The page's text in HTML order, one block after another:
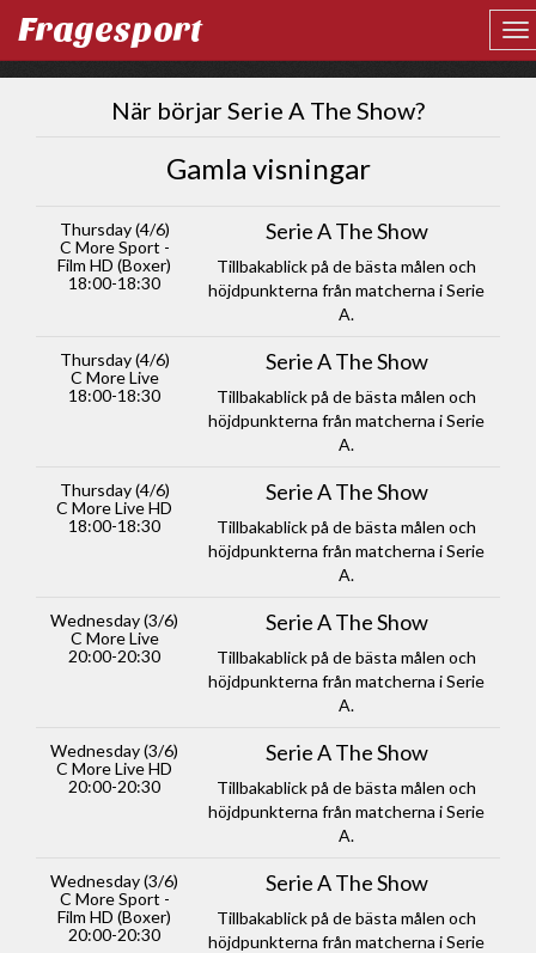
Fragesport
När börjar Serie A The Show?
Gamla visningar
Thursday (4/6)
C More Sport -
Film HD (Boxer)
18:00-18:30
Serie A The Show
Tillbakablick på de bästa målen och
höjdpunkterna från matcherna i Serie
A.
Thursday (4/6)
C More Live
18:00-18:30
Serie A The Show
Tillbakablick på de bästa målen och
höjdpunkterna från matcherna i Serie
A.
Thursday (4/6)
C More Live HD
18:00-18:30
Serie A The Show
Tillbakablick på de bästa målen och
höjdpunkterna från matcherna i Serie
A.
Wednesday (3/6)
C More Live
20:00-20:30
Serie A The Show
Tillbakablick på de bästa målen och
höjdpunkterna från matcherna i Serie
A.
Wednesday (3/6)
C More Live HD
20:00-20:30
Serie A The Show
Tillbakablick på de bästa målen och
höjdpunkterna från matcherna i Serie
A.
Wednesday (3/6)
C More Sport -
Film HD (Boxer)
20:00-20:30
Serie A The Show
Tillbakablick på de bästa målen och
höjdpunkterna från matcherna i Serie